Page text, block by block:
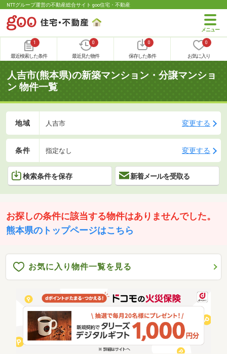
NTTグループ運営の不動産総合サイト goo住宅・不動産
1
最近検索した条件
0
最近見た物件
0
保存した条件
0
お気に入り
人吉市(熊本県)の新築マンション・分譲マンショ
ン 物件一覧
地域 人吉市 変更する
条件 指定なし 変更する
検索条件を保存 新着メールを受取る
お探しの条件に該当する物件はありませんでした。
熊本県のトップページはこちら
お気に入り物件一覧を見る